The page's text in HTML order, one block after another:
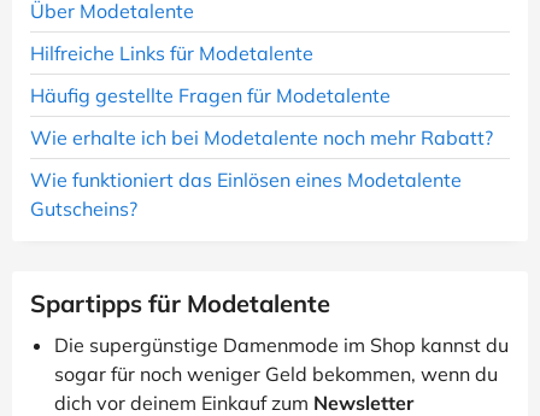
Über Modetalente
Hilfreiche Links für Modetalente
Häufig gestellte Fragen für Modetalente
Wie erhalte ich bei Modetalente noch mehr Rabatt?
Wie funktioniert das Einlösen eines Modetalente
Gutscheins?
Spartipps für Modetalente
Die supergünstige Damenmode im Shop kannst du
sogar für noch weniger Geld bekommen, wenn du
dich vor deinem Einkauf zum Newsletter